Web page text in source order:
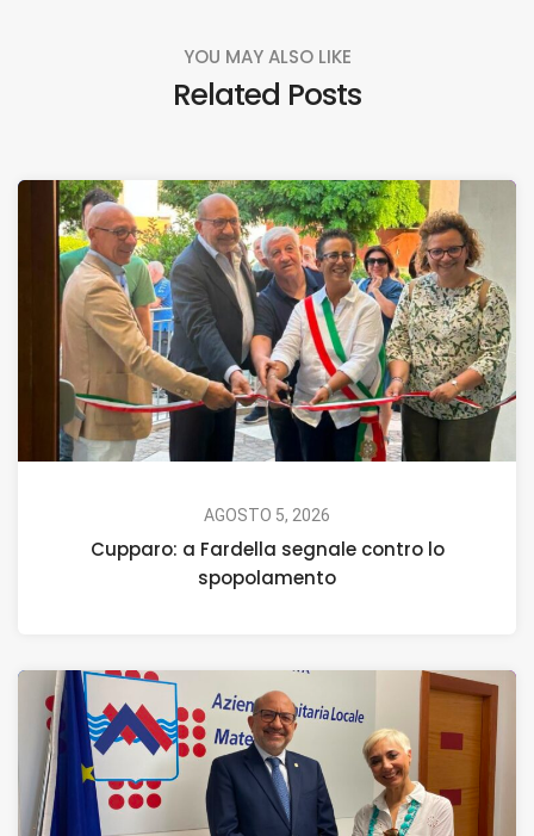
YOU MAY ALSO LIKE
Related Posts
AGOSTO 5, 2026
Cupparo: a Fardella segnale contro lo
spopolamento